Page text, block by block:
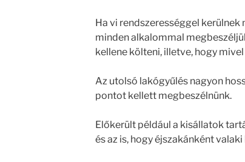
Ha vi rendszerességgel kerülnek
minden alkalommal
kellene költeni, illetve, hogy
Az utolsó lakógyűlés nagyon
pontot kellett megbeszélnünk.
Előkerült például a kisállatok
és az is, hogy éjszakánként